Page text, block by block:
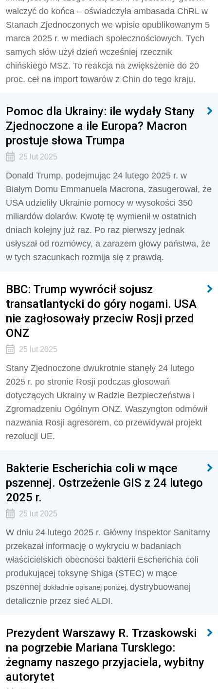
walczyć do końca – oświadczyła ambasada ChRL w
Stanach Zjednoczonych we wpisie opublikowanym 5
marca 2025 r. w mediach społecznościowych. Tych
samych słów użył dzień wcześniej rzecznik
chińskiego MSZ. To reakcja na zwiększenie do 20
proc. ceł na import towarów z Chin do tego kraju.
Pomoc dla Ukrainy: ile wydały Stany
Zjednoczone a ile Europa? Macron
prostuje słowa Trumpa
25 lut 2025
Donald Trump, podejmując 24 lutego 2025 r. w
Białym Domu Emmanuela Macrona, zasugerował, że
USA udzieliły Ukrainie pomocy w wysokości 350
miliardów dolarów. Kwotę tę wymienił w ostatnich
dniach kolejny już raz. Po raz pierwszy jednak
usłyszał od rozmówcy, a zarazem głowy państwa, że
w tych szacunkach rozmija się z prawdą.
BBC: Trump wywrócił sojusz
transatlantycki do góry nogami. USA
nie zagłosowały przeciw Rosji przed
ONZ
25 lut 2025
Stany Zjednoczone dwukrotnie stanęły 24 lutego
2025 r. po stronie Rosji podczas głosowań
dotyczących Ukrainy w Radzie Bezpieczeństwa i
Zgromadzeniu Ogólnym ONZ. Waszyngton odmówił
nazwania Rosji agresorem, co przewidywał projekt
rezolucji UE.
Bakterie Escherichia coli w mące
pszennej. Ostrzeżenie GIS z 24 lutego
2025 r.
25 lut 2025
W dniu 24 lutego 2025 r. Główny Inspektor Sanitarny
przekazał informację o wykryciu w badaniach
właścicielskich obecności bakterii Escherichia coli
produkującej toksynę Shiga (STEC) w mące
pszennej dokładnie opisanej poniżej, dystrybuowanej
detalicznie przez sieć ALDI.
Prezydent Warszawy R. Trzaskowski
na pogrzebie Mariana Turskiego:
żegnamy naszego przyjaciela, wybitny
autorytet